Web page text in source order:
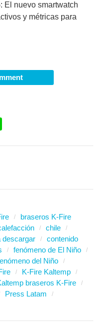
El nuevo smartwatch
y métricas para
braseros K-Fire
chile
descargar
contenido
fenómeno de El Niño
del Niño
K-Fire Kaltemp
braseros K-Fire
Press Latam